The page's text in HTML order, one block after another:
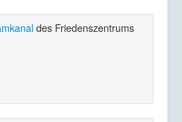
des Friedenszentrums